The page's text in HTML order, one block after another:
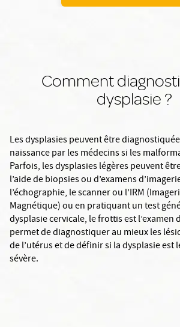
Comment
dysplasie ?
Les dysplasies peuvent être
naissance par les médecins si les
Parfois, les dysplasies légères peuvent
l’aide de biopsies ou d’examens
l’échographie, le scanner ou l’IRM
Magnétique) ou en pratiquant un test
dysplasie cervicale, le frottis est l’examen
permet de diagnostiquer au mieux les
de l’utérus et de définir si la dysplasie est
sévère.